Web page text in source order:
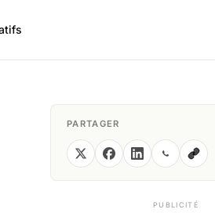
PARTAGER
PUBLICITÉ